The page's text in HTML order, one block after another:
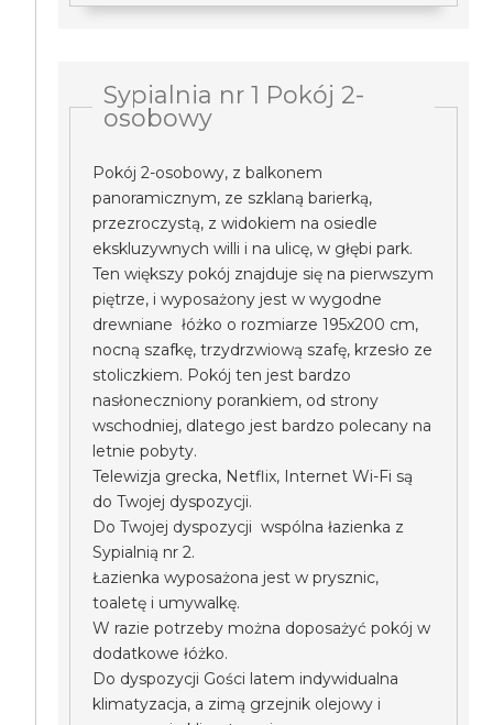
Sypialnia nr 1 Pokój 2-
osobowy
Pokój 2-osobowy, z balkonem
panoramicznym, ze szklaną barierką,
przezroczystą, z widokiem na osiedle
ekskluzywnych willi i na ulicę, w głębi park.
Ten większy pokój znajduje się na pierwszym
piętrze, i wyposażony jest w wygodne
drewniane łóżko o rozmiarze 195x200 cm,
nocną szafkę, trzydrzwiową szafę, krzesło ze
stoliczkiem. Pokój ten jest bardzo
nasłoneczniony porankiem, od strony
wschodniej, dlatego jest bardzo polecany na
letnie pobyty.
Telewizja grecka, Netflix, Internet Wi-Fi są
do Twojej dyspozycji.
Do Twojej dyspozycji wspólna łazienka z
Sypialnią nr 2.
Łazienka wyposażona jest w prysznic,
toaletę i umywalkę.
W razie potrzeby można doposażyć pokój w
dodatkowe łóżko.
Do dyspozycji Gości latem indywidualna
klimatyzacja, a zimą grzejnik olejowy i